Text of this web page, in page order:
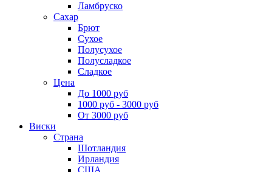
Ламбруско
Сахар
Брют
Сухое
Полусухое
Полусладкое
Сладкое
Цена
До 1000 руб
1000 руб - 3000 руб
От 3000 руб
Виски
Страна
Шотландия
Ирландия
США